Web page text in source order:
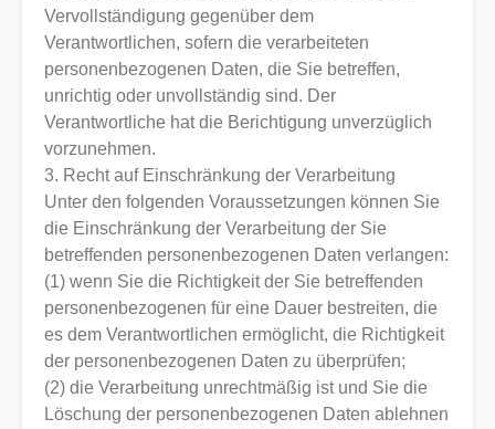
Vervollständigung gegenüber dem
Verantwortlichen, sofern die verarbeiteten
personenbezogenen Daten, die Sie betreffen,
unrichtig oder unvollständig sind. Der
Verantwortliche hat die Berichtigung unverzüglich
vorzunehmen.
3. Recht auf Einschränkung der Verarbeitung
Unter den folgenden Voraussetzungen können Sie
die Einschränkung der Verarbeitung der Sie
betreffenden personenbezogenen Daten verlangen:
(1) wenn Sie die Richtigkeit der Sie betreffenden
personenbezogenen für eine Dauer bestreiten, die
es dem Verantwortlichen ermöglicht, die Richtigkeit
der personenbezogenen Daten zu überprüfen;
(2) die Verarbeitung unrechtmäßig ist und Sie die
Löschung der personenbezogenen Daten ablehnen